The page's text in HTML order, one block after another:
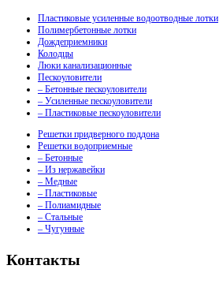
Пластиковые усиленные водоотводные лотки
Полимербетонные лотки
Дождеприемники
Колодцы
Люки канализационные
Пескоуловители
– Бетонные пескоуловители
– Усиленные пескоуловители
– Пластиковые пескоуловители
Решетки придверного поддона
Решетки водоприемные
– Бетонные
– Из нержавейки
– Медные
– Пластиковые
– Полиамидные
– Стальные
– Чугунные
Контакты